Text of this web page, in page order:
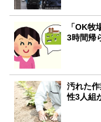
「OK
3時間帰
汚れた
性3人組